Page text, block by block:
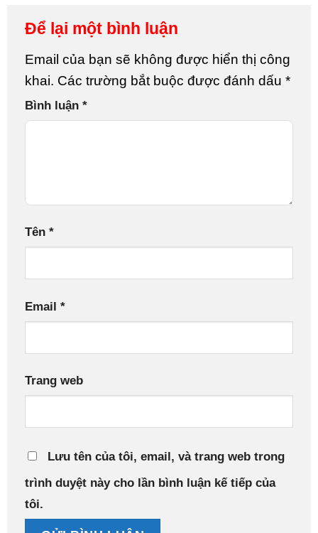
Để lại một bình luận
Email của bạn sẽ không được hiển thị công
khai. Các trường bắt buộc được đánh dấu *
Bình luận *
Tên *
Email *
Trang web
Lưu tên của tôi, email, và trang web trong
trình duyệt này cho lần bình luận kế tiếp của
tôi.